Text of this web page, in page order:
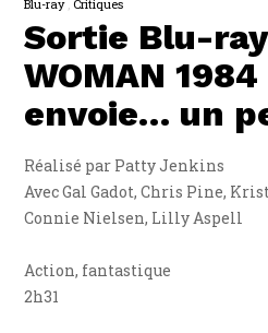
Blu-ray Critiques
Sortie Blu-ray
WOMAN 1984
envoie… un
Réalisé par Patty Jenkins
Avec Gal Gadot, Chris Pine,
Connie Nielsen, Lilly Aspell
Action, fantastique
2h31